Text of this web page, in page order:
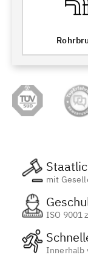
mit
ISO 9001
Innerhalb